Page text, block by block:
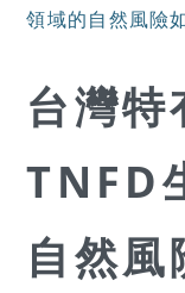
領域的自然風險
台灣特
TNFD
自然風